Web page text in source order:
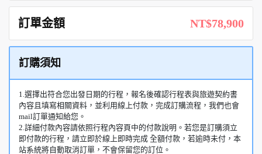
訂單金額 NT$78,900
訂購須知
1.選擇出符合您出發日期的行程，報名後確認行程表與旅遊契約書
內容且填寫相關資料，並利用線上付款，完成訂購流程，我們也會
mail訂單通知給您。
2.詳細付款內容請依照行程內容頁中的付款說明。若您是訂購須立
即付款的行程，請立即於線上即時完成 全額付款，若逾時未付，本
站系統將自動取消訂單，不會保留您的訂位。